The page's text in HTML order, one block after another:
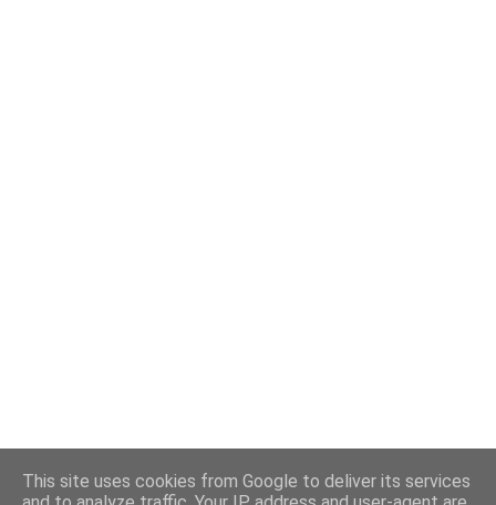
This site uses cookies from Google to deliver its services